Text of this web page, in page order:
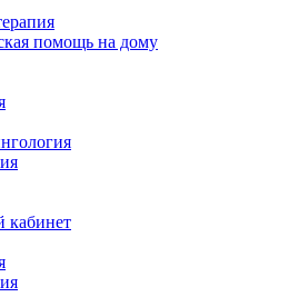
помощь на дому
кабинет